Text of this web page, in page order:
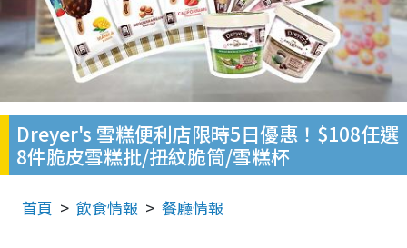
Dreyer's 雪糕便利店限時5日優惠！$108任選
8件脆皮雪糕批/扭紋脆筒/雪糕杯
首頁 飲食情報 餐廳情報